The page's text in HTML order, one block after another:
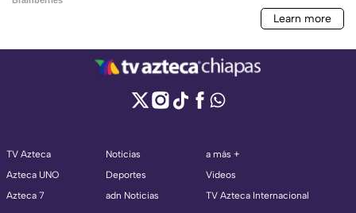
TV Azteca
Azteca UNO
Azteca 7
Noticias
Deportes
adn Noticias
a más +
Videos
TV Azteca Internacional